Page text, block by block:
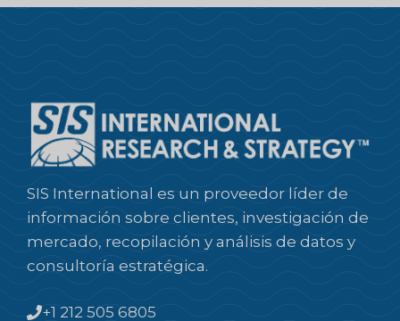
SIS International es un proveedor líder de
información sobre clientes, investigación de
mercado, recopilación y análisis de datos y
consultoría estratégica.
+1 212 505 6805